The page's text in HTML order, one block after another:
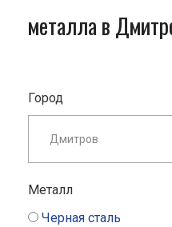
металла в
Город
Металл
Черная сталь